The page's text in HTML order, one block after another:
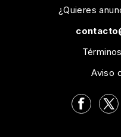
¿Quieres
Aviso